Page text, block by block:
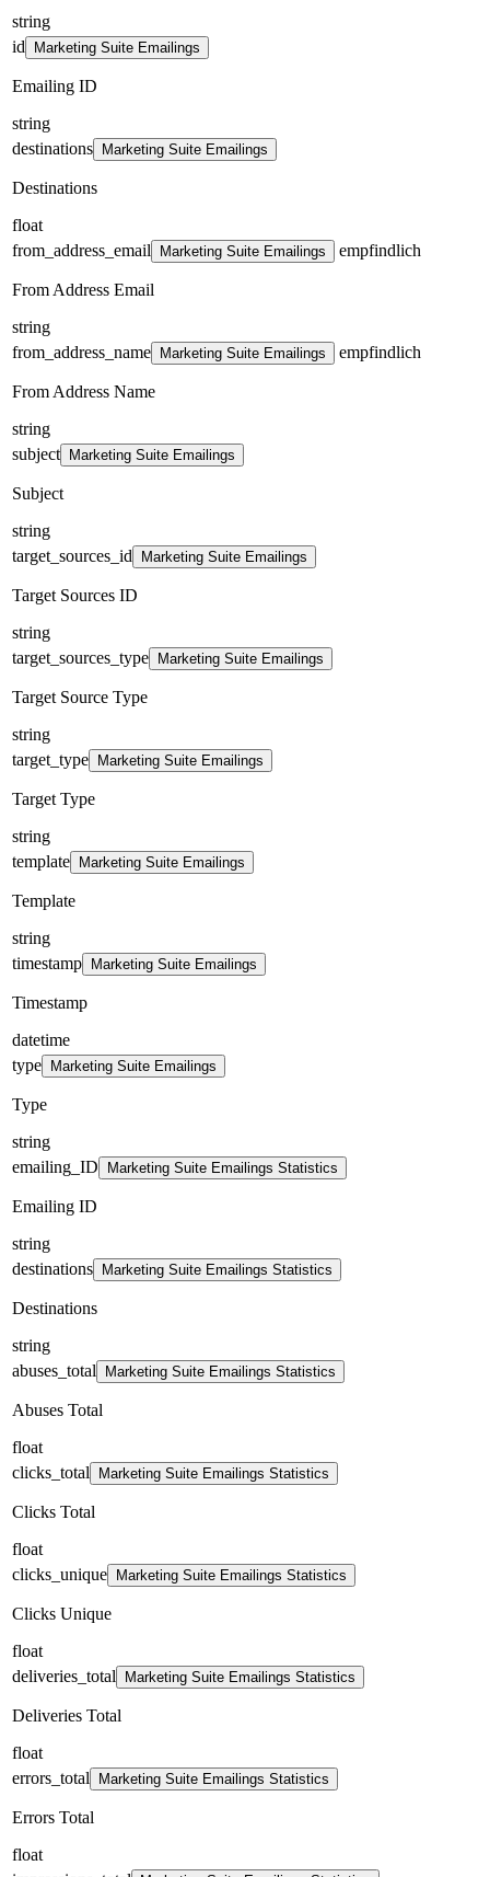
string
id
Marketing Suite Emailings
Emailing ID
string
destinations
Marketing Suite Emailings
Destinations
float
from_address_email
Marketing Suite Emailings empfindlich
From Address Email
string
from_address_name
Marketing Suite Emailings empfindlich
From Address Name
string
subject
Marketing Suite Emailings
Subject
string
target_sources_id
Marketing Suite Emailings
Target Sources ID
string
target_sources_type
Marketing Suite Emailings
Target Source Type
string
target_type
Marketing Suite Emailings
Target Type
string
template
Marketing Suite Emailings
Template
string
timestamp
Marketing Suite Emailings
Timestamp
datetime
type
Marketing Suite Emailings
Type
string
emailing_ID
Marketing Suite Emailings Statistics
Emailing ID
string
destinations
Marketing Suite Emailings Statistics
Destinations
string
abuses_total
Marketing Suite Emailings Statistics
Abuses Total
float
clicks_total
Marketing Suite Emailings Statistics
Clicks Total
float
clicks_unique
Marketing Suite Emailings Statistics
Clicks Unique
float
deliveries_total
Marketing Suite Emailings Statistics
Deliveries Total
float
errors_total
Marketing Suite Emailings Statistics
Errors Total
float